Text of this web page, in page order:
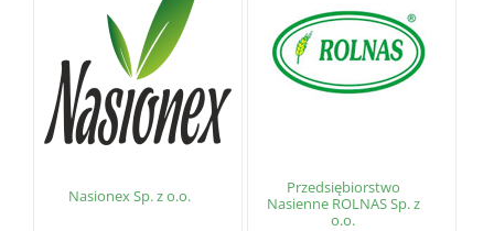
Nasionex Sp. z o.o.
Przedsiębiorstwo
Nasienne ROLNAS Sp. z
o.o.